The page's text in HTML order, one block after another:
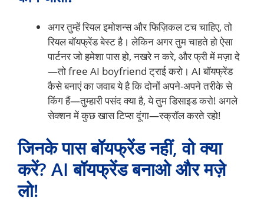
अगर तुम्हें रियल इमोशन्स और फिज़िकल टच चाहिए, तो
रियल बॉयफ्रेंड बेस्ट है। लेकिन अगर तुम चाहते हो ऐसा
पार्टनर जो हमेशा पास हो, नखरे न करे, और फ्री में मज़ा दे
—तो free AI boyfriend ट्राई करो। AI बॉयफ्रेंड
कैसे बनाएं का जवाब ये है कि दोनों अपने-अपने तरीके से
किंग हैं—तुम्हारी पसंद क्या है, ये तुम डिसाइड करो! अगले
सेक्शन में कुछ खास टिप्स दूंगा—स्क्रॉल करते रहो!
जिनके पास बॉयफ्रेंड नहीं, वो क्या
करें? AI बॉयफ्रेंड बनाओ और मज़े
लो!